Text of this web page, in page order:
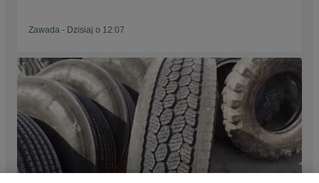
Zawada - Dzisiaj o 12:07